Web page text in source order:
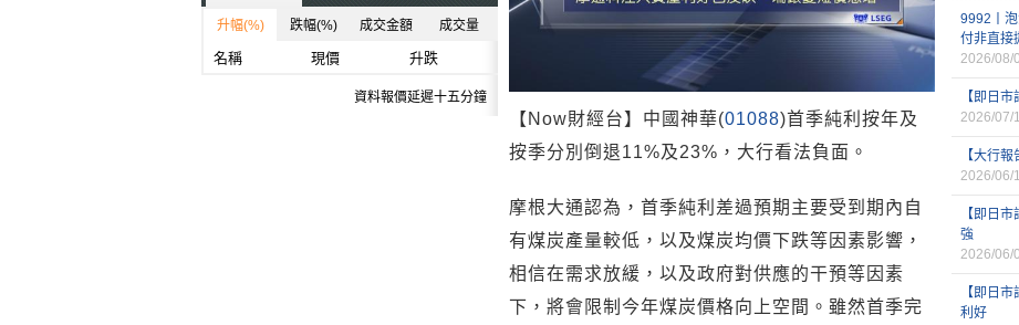
升幅(%) 跌幅(%) 成交金額 成交量
名稱 現價 升跌
資料報價延遲十五分鐘
【Now財經台】中國神華(01088)首季純利按年及
按季分別倒退11%及23%，大行看法負面。
摩根大通認為，首季純利差過預期主要受到期內自
有煤炭產量較低，以及煤炭均價下跌等因素影響，
相信在需求放緩，以及政府對供應的干預等因素
下，將會限制今年煤炭價格向上空間。雖然首季完
9992丨
付非直接
2026/08/
【即日
2026/07/
【大行
2026/06/
【即日
強
2026/06/
【即日
利好